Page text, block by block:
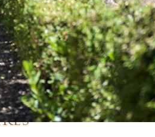
72-678 du 20 juillet 1972.